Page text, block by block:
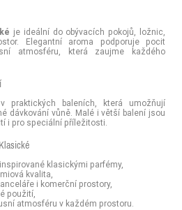
je ideální do obývacích pokojů, ložnic,
Elegantní aroma podporuje pocit
atmosféru, která zaujme každého
praktických baleních, která umožňují
dávkování vůně. Malé i větší balení jsou
i pro speciální příležitosti.
klasickými parfémy,
kvalita,
i komerční prostory,
použití,
atmosféru v každém prostoru.